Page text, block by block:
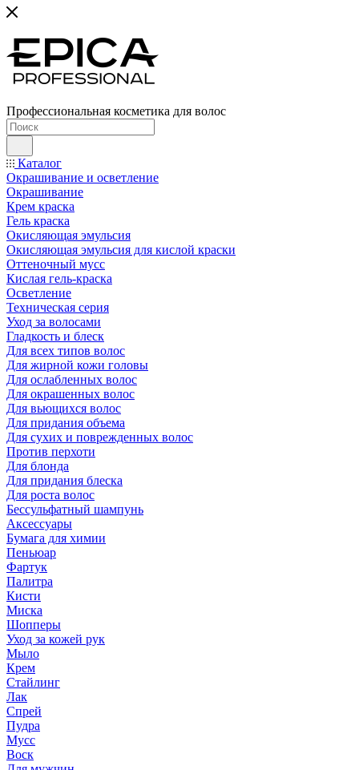
Профессиональная косметика для волос
Каталог
Окрашивание и осветление
Окрашивание
Крем краска
Гель краска
Окисляющая эмульсия
Окисляющая эмульсия для кислой краски
Оттеночный мусс
Кислая гель-краска
Осветление
Техническая серия
Уход за волосами
Гладкость и блеск
Для всех типов волос
Для жирной кожи головы
Для ослабленных волос
Для окрашенных волос
Для вьющихся волос
Для придания объема
Для сухих и поврежденных волос
Против перхоти
Для блонда
Для придания блеска
Для роста волос
Бессульфатный шампунь
Аксессуары
Бумага для химии
Пеньюар
Фартук
Палитра
Кисти
Миска
Шопперы
Уход за кожей рук
Мыло
Крем
Стайлинг
Лак
Спрей
Пудра
Мусс
Воск